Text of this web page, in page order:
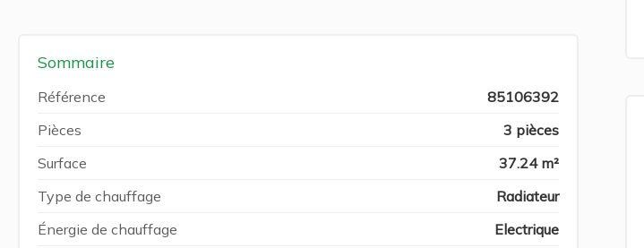
Sommaire
Référence
85106392
Pièces
3 pièces
Surface
37.24 m²
Type de chauffage
Radiateur
Énergie de chauffage
Electrique